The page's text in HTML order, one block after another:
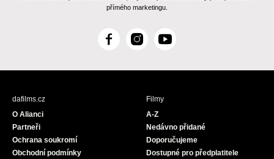
přímého marketingu.
F
c
I
s
Y
u
dafilms.cz
O Alianci
Partneři
Ochrana soukromí
Obchodní podmínky
Filmy
A-Z
Nedávno přidané
Doporučujeme
Dostupné pro předplatitele